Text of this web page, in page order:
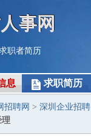
事网
职者简历
息 求职简历
招聘网 > 深圳企业招聘
理